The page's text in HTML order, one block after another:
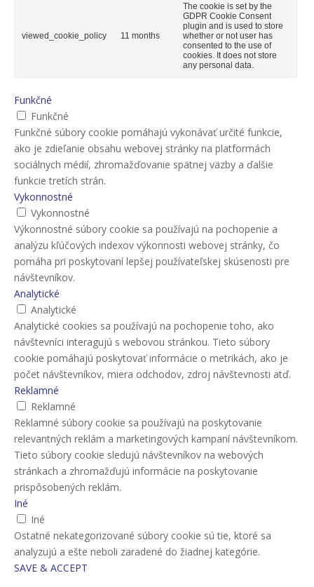
viewed_cookie_policy 11 months
The cookie is set by the
GDPR Cookie Consent
plugin and is used to store
whether or not user has
consented to the use of
cookies. It does not store
any personal data.
Funkčné
Funkčné
Funkčné súbory cookie pomáhajú vykonávať určité funkcie,
ako je zdieľanie obsahu webovej stránky na platformách
sociálnych médií, zhromažďovanie spätnej väzby a ďalšie
funkcie tretích strán.
Vykonnostné
Vykonnostné
Výkonnostné súbory cookie sa používajú na pochopenie a
analýzu kľúčových indexov výkonnosti webovej stránky, čo
pomáha pri poskytovaní lepšej používateľskej skúsenosti pre
návštevníkov.
Analytické
Analytické
Analytické cookies sa používajú na pochopenie toho, ako
návštevníci interagujú s webovou stránkou. Tieto súbory
cookie pomáhajú poskytovať informácie o metrikách, ako je
počet návštevníkov, miera odchodov, zdroj návštevnosti atď.
Reklamné
Reklamné
Reklamné súbory cookie sa používajú na poskytovanie
relevantných reklám a marketingových kampaní návštevníkom.
Tieto súbory cookie sledujú návštevníkov na webových
stránkach a zhromažďujú informácie na poskytovanie
prispôsobených reklám.
Iné
Iné
Ostatné nekategorizované súbory cookie sú tie, ktoré sa
analyzujú a ešte neboli zaradené do žiadnej kategórie.
SAVE & ACCEPT